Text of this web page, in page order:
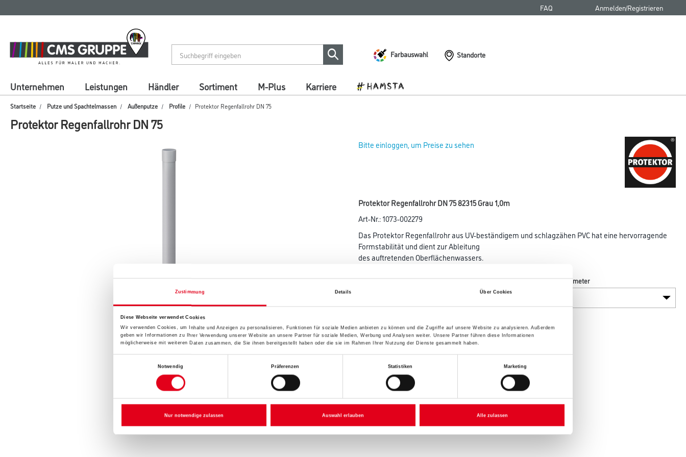
Zustimmung Details Über Cookies
Diese Webseite verwendet Cookies
Wir verwenden Cookies, um Inhalte und Anzeigen zu personalisieren, Funktionen für soziale Medien anbieten zu können und die Zugriffe auf unsere Website zu analysieren. Außerdem
geben wir Informationen zu Ihrer Verwendung unserer Website an unsere Partner für soziale Medien, Werbung und Analysen weiter. Unsere Partner führen diese Informationen
möglicherweise mit weiteren Daten zusammen, die Sie ihnen bereitgestellt haben oder die sie im Rahmen Ihrer Nutzung der Dienste gesammelt haben.
Notwendig
Präferenzen Statistiken Marketing
Nur notwendige zulassen Auswahl erlauben Alle zulassen
springen
springen
FAQ Anmelden/Registrieren
Farbauswahl Standorte
Unternehmen Leistungen Händler Sortiment M-Plus Karriere
Startseite Putze und Spachtelmassen Außenputze Profile Protektor Regenfallrohr DN 75
Protektor Regenfallrohr DN 75
Bitte einloggen, um Preise zu sehen
Protektor Regenfallrohr DN 75 82315 Grau 1,0m
Art-Nr.:1073-002279
Das Protektor Regenfallrohr aus UV-beständigem und schlagzähen PVC hat eine hervorragende
Formstabilität und dient zur Ableitung
des auftretenden Oberflächenwassers.
Länge in centimeter
Umrechnungsfaktoren